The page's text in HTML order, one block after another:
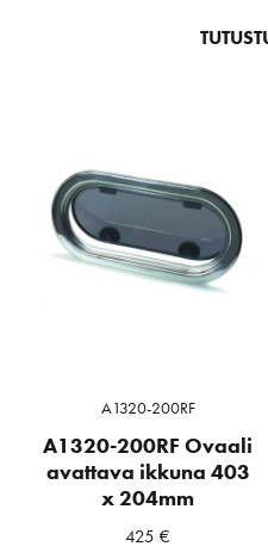
A1320-200RF
A1320-200RF Ovaali
avattava ikkuna 403
x 204mm
425€